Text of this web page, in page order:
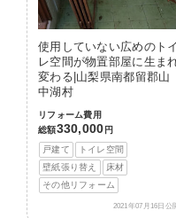
使用していない広めのトイ
レ空間が物置部屋に生ま
変わる|山梨県南都留郡山
中湖村
リフォーム費用
総額330,000 円
戸建て
トイレ空間
壁紙張り替え
床材
その他リフォーム
2021年07月16日公